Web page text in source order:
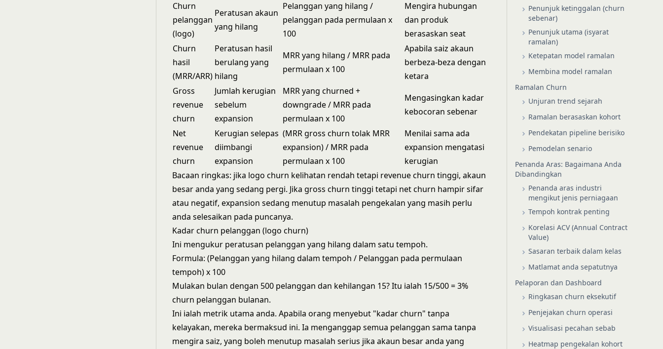
Churn
pelanggan
(logo)
Peratusan akaun
yang hilang
Pelanggan yang hilang /
pelanggan pada permulaan x
100
Mengira hubungan
dan produk
berasaskan seat
Churn
hasil
(MRR/ARR)
Peratusan hasil
berulang yang
hilang
MRR yang hilang / MRR pada
permulaan x 100
Apabila saiz akaun
berbeza-beza dengan
ketara
Gross
revenue
churn
Jumlah kerugian
sebelum
expansion
MRR yang churned +
downgrade / MRR pada
permulaan x 100
Mengasingkan kadar
kebocoran sebenar
Net
revenue
churn
Kerugian selepas
diimbangi
expansion
(MRR gross churn tolak MRR
expansion) / MRR pada
permulaan x 100
Menilai sama ada
expansion mengatasi
kerugian
Bacaan ringkas: jika logo churn kelihatan rendah tetapi revenue churn tinggi, akaun
besar anda yang sedang pergi. Jika gross churn tinggi tetapi net churn hampir sifar
atau negatif, expansion sedang menutup masalah pengekalan yang masih perlu
anda selesaikan pada puncanya.
Kadar churn pelanggan (logo churn)
Ini mengukur peratusan pelanggan yang hilang dalam satu tempoh.
Formula: (Pelanggan yang hilang dalam tempoh / Pelanggan pada permulaan
tempoh) x 100
Mulakan bulan dengan 500 pelanggan dan kehilangan 15? Itu ialah 15/500 = 3%
churn pelanggan bulanan.
Ini ialah metrik utama anda. Apabila orang menyebut "kadar churn" tanpa
kelayakan, mereka bermaksud ini. Ia menganggap semua pelanggan sama tanpa
mengira saiz, yang boleh menutup masalah serius jika akaun besar anda yang
Penunjuk ketinggalan (churn
sebenar)
Penunjuk utama (isyarat
ramalan)
Ketepatan model ramalan
Membina model ramalan
Ramalan Churn
Unjuran trend sejarah
Ramalan berasaskan kohort
Pendekatan pipeline berisiko
Pemodelan senario
Penanda Aras: Bagaimana Anda
Dibandingkan
Penanda aras industri
mengikut jenis perniagaan
Tempoh kontrak penting
Korelasi ACV (Annual Contract
Value)
Sasaran terbaik dalam kelas
Matlamat anda sepatutnya
Pelaporan dan Dashboard
Ringkasan churn eksekutif
Penjejakan churn operasi
Visualisasi pecahan sebab
Heatmap pengekalan kohort